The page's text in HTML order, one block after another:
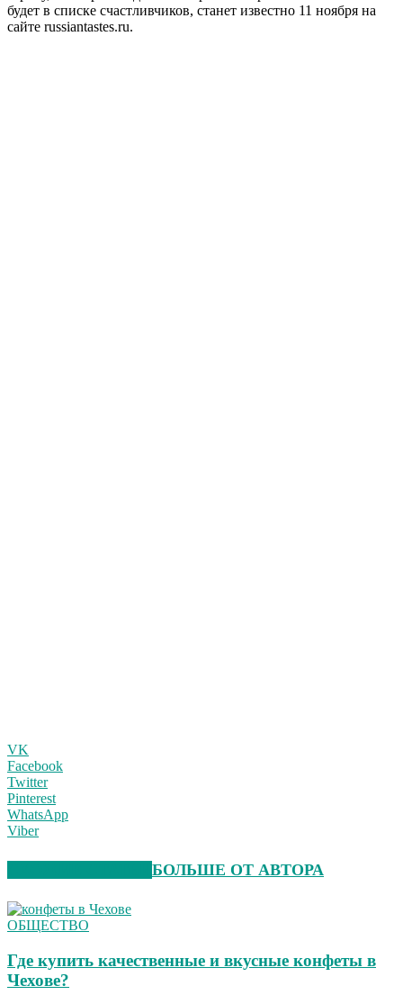
будет в списке счастливчиков, станет известно 11 ноября на
сайте russiantastes.ru.
VK
Facebook
Twitter
Pinterest
WhatsApp
Viber
БОЛЬШЕ ОТ АВТОРА
ОБЩЕСТВО
Где купить качественные и вкусные конфеты в
Чехове?